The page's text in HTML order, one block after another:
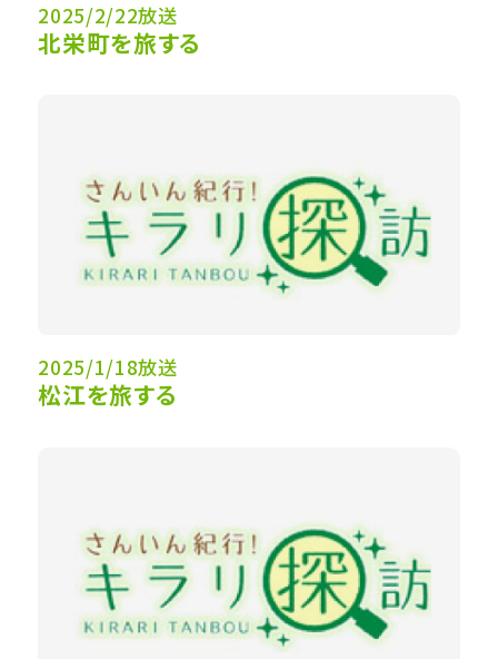
2025/2/22放送
北栄町を旅する
2025/1/18放送
松江を旅する